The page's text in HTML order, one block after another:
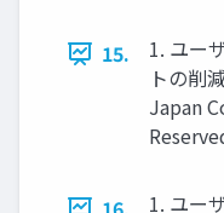
15.
1. ユー
トの削
Japan
1. ユー